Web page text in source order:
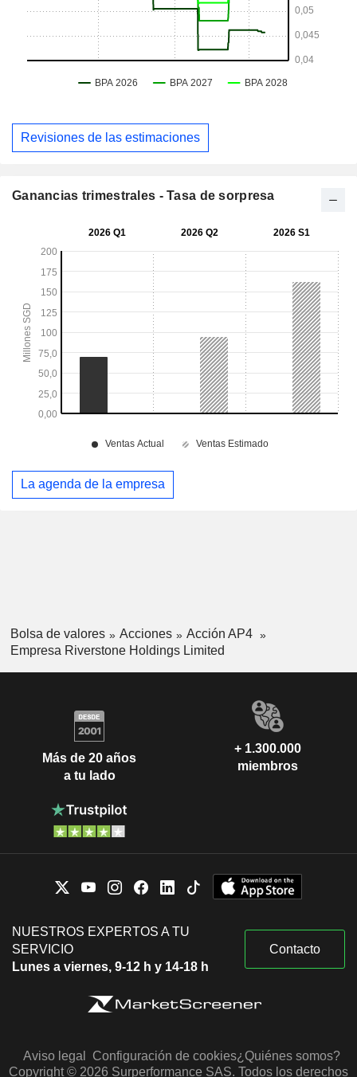
Revisiones de las estimaciones
Ganancias trimestrales - Tasa de sorpresa
La agenda de la empresa
Bolsa de valores Acciones
Acción AP4
Empresa Riverstone Holdings Limited
Más de 20 años
a tu lado
+ 1.300.000
miembros
NUESTROS EXPERTOS A TU
SERVICIO
Lunes a viernes, 9-12 h y 14-18 h
Contacto
Aviso legal Configuración de cookies¿Quiénes somos?
Copyright © 2026 Surperformance SAS. Todos los derechos